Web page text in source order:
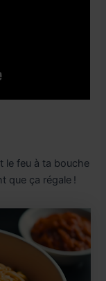
le feu à ta bouche
que ça régale !